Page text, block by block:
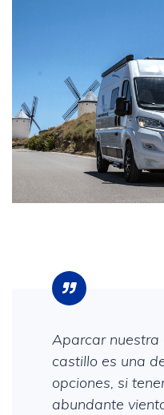
Aparcar
castillo es una
opciones, si
abundante